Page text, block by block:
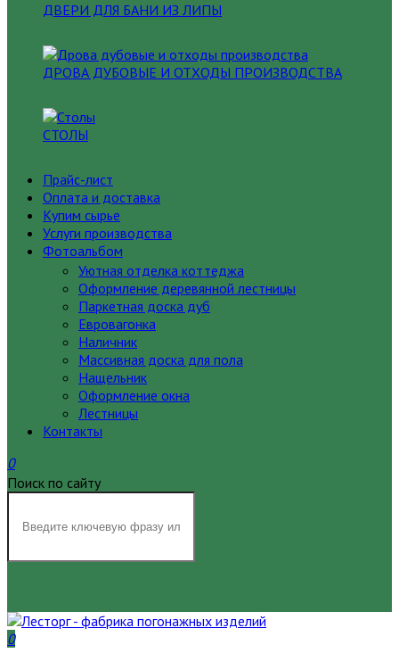
ДВЕРИ ДЛЯ БАНИ ИЗ ЛИПЫ
ДРОВА ДУБОВЫЕ И ОТХОДЫ ПРОИЗВОДСТВА
СТОЛЫ
Прайс-лист
Оплата и доставка
Купим сырье
Услуги производства
Фотоальбом
Уютная отделка коттеджа
Оформление деревянной лестницы
Паркетная доска дуб
Евровагонка
Наличник
Массивная доска для пола
Нащельник
Оформление окна
Лестницы
Контакты
0
Поиск по сайту
0